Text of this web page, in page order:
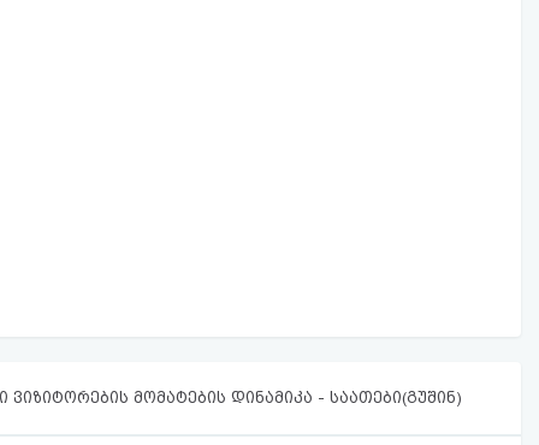
ვიზიტორების მომატების დინამიკა - საათები(გუშინ)